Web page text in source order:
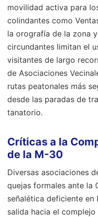
movilidad activa para
colindantes como
la orografía de la zona
circundantes limitan el
visitantes de largo
de Asociaciones
rutas peatonales más
desde las paradas de
tanatorio.
Críticas a la
de la M-30
Diversas asociaciones
quejas formales ante la
señalética deficiente en
salida hacia el